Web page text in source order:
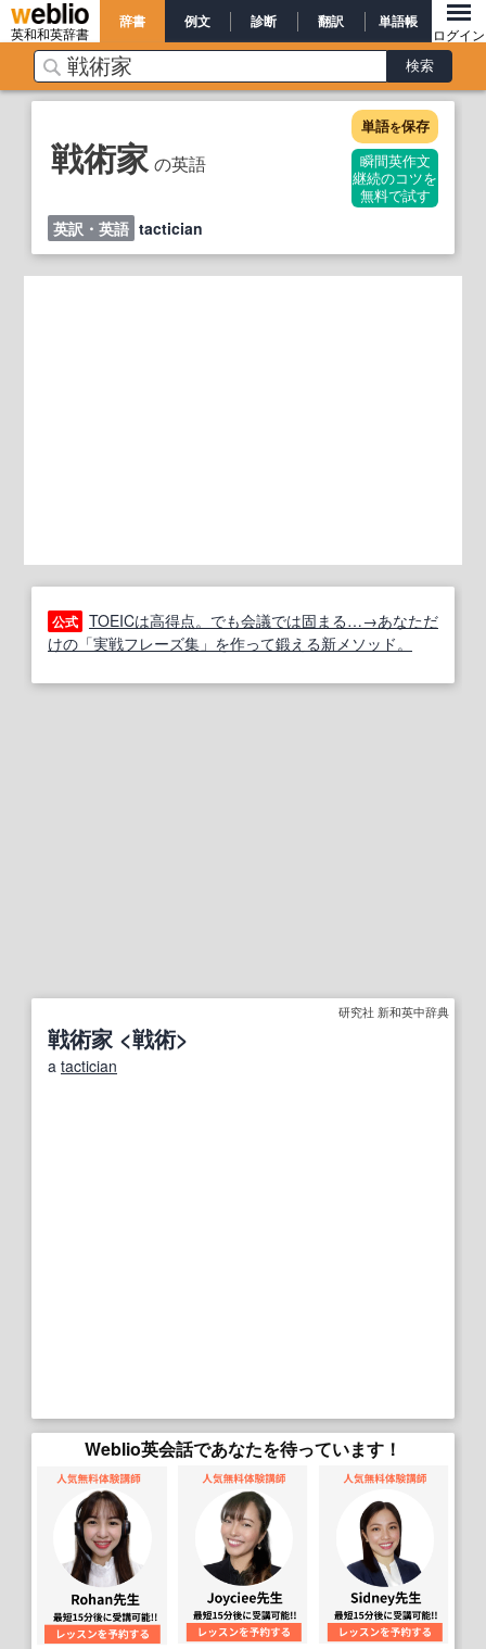
英和和英辞書
辞書 例文 診断 翻訳 単語帳
ログイン
戦術家 の英語
単語を保存
瞬間英作文
継続のコツを
無料で試す
英訳・英語 tactician
公式 TOEICは高得点。でも会議では固まる…→あなただ
けの「実戦フレーズ集」を作って鍛える新メソッド。
研究社 新和英中辞典
戦術家 <戦術>
a tactician
Weblio英会話であなたを待っています！